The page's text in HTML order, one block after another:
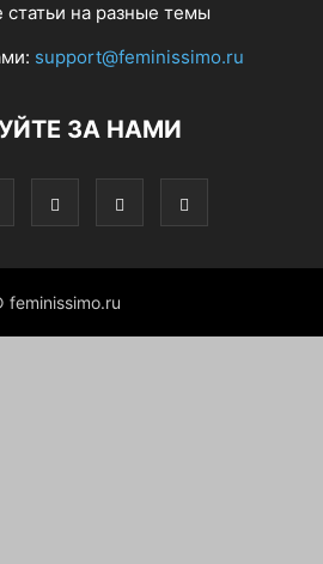
статьи на разные темы
support@feminissimo.ru
ЗА НАМИ
feminissimo.ru